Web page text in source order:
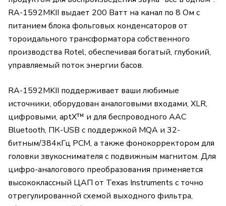
RA-1592MKII выдает 200 Ватт на канал по 8 Ом с
питанием блока фольговых конденсаторов от
тороидального трансформатора собственного
производства Rotel, обеспечивая богатый, глубокий,
управляемый поток энергии басов.
RA-1592MKII поддерживает ваши любимые
источники, оборудован аналоговыми входами, XLR,
цифровыми, aptX™ и для беспроводного AAC
Bluetooth, ПК-USB с поддержкой MQA и 32-
битным/384кГц PCM, а также фонокорректором для
головки звукоснимателя с подвижным магнитом. Для
цифро-аналогового преобразования применяется
высококлассный ЦАП от Texas Instruments с точно
отрегулированной схемой выходного фильтра,